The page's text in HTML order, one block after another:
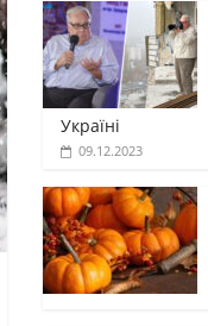
Україні
09.12.2023